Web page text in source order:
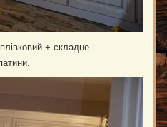
+ складне